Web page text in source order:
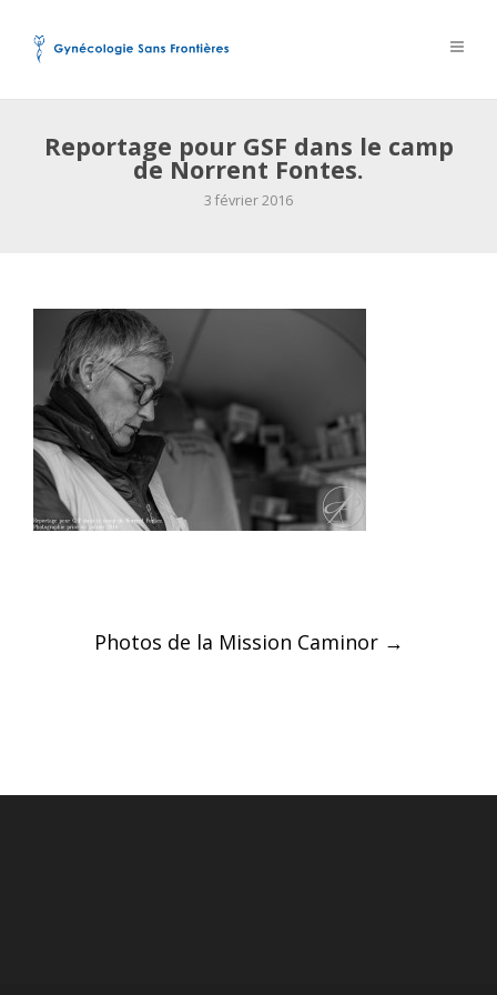
Reportage pour GSF dans le camp
de Norrent Fontes.
3 février 2016
PostPhotos de la Mission Caminor →